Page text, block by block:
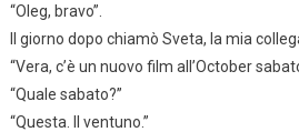
“Oleg, bravo”.
Il giorno dopo chiamò Sveta, la mia
“Vera, c’è un nuovo film all’October
“Quale sabato?”
“Questa. Il ventuno.”